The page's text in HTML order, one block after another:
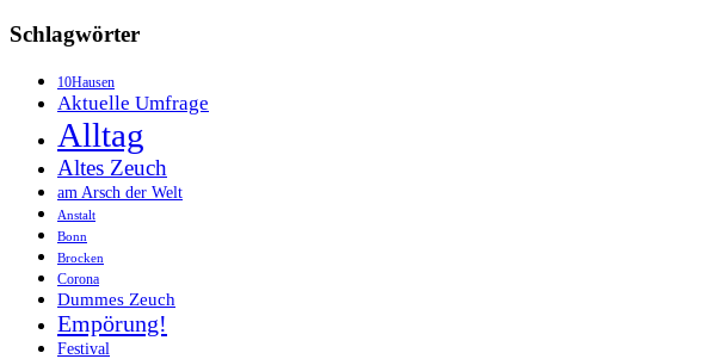
Schlagwörter
10Hausen
Aktuelle Umfrage
Alltag
Altes Zeuch
am Arsch der Welt
Anstalt
Bonn
Brocken
Corona
Dummes Zeuch
Empörung!
Festival